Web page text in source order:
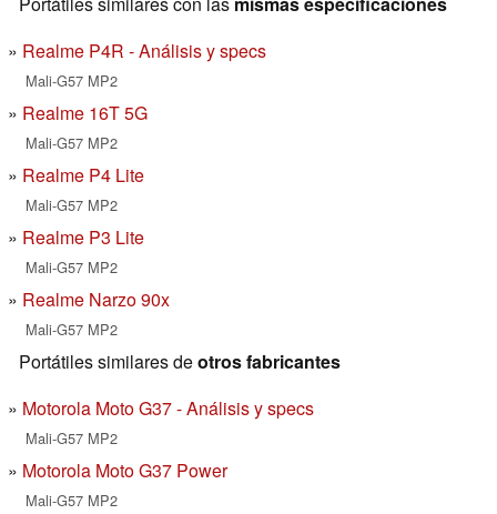
Realme P4R - Análisis y specs
Mali-G57 MP2
Realme 16T 5G
Mali-G57 MP2
Realme P4 Lite
Mali-G57 MP2
Realme P3 Lite
Mali-G57 MP2
Realme Narzo 90x
Mali-G57 MP2
Portátiles similares deotros fabricantes
Motorola Moto G37 - Análisis y specs
Mali-G57 MP2
Motorola Moto G37 Power
Mali-G57 MP2